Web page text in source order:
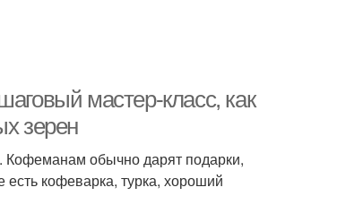
мастер-класс, как
зерен
обычно дарят подарки,
кофеварка, турка, хороший